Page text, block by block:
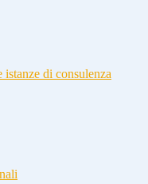
di consulenza